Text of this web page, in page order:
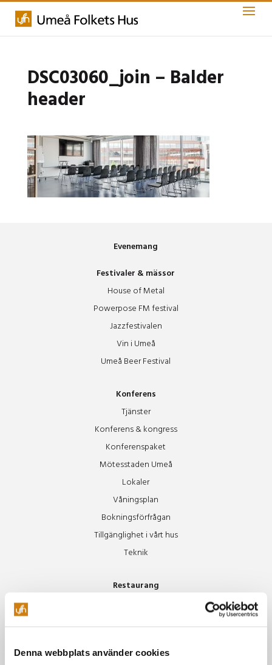
Denna webbplats använder cookies
DSC03060_join – Balder
header
Evenemang
Festivaler & mässor
House of Metal
Powerpose FM festival
Jazzfestivalen
Vin i Umeå
Umeå Beer Festival
Konferens
Tjänster
Konferens & kongress
Konferenspaket
Mötesstaden Umeå
Lokaler
Våningsplan
Bokningsförfrågan
Tillgänglighet i vårt hus
Teknik
Restaurang
Vinluncher